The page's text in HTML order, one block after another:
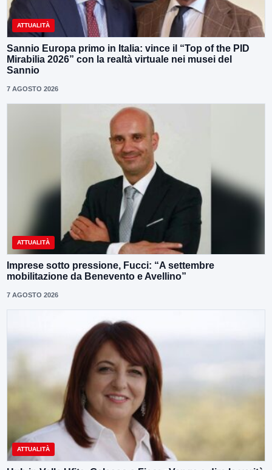
ATTUALITÀ
Sannio Europa primo in Italia: vince il “Top of the PID
Mirabilia 2026” con la realtà virtuale nei musei del
Sannio
7 AGOSTO 2026
ATTUALITÀ
Imprese sotto pressione, Fucci: “A settembre
mobilitazione da Benevento e Avellino”
7 AGOSTO 2026
ATTUALITÀ